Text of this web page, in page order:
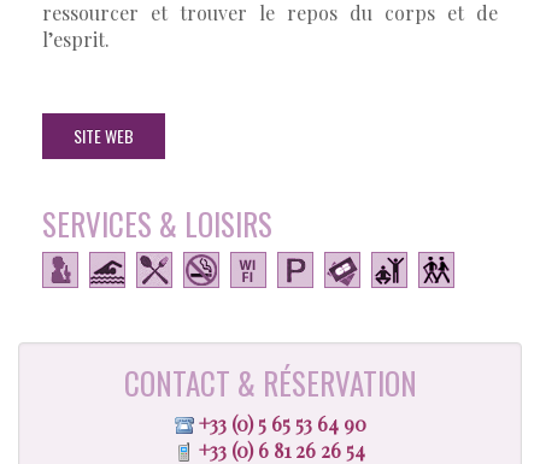
ressourcer et trouver le repos du corps et de
l’esprit.
SITE WEB
SERVICES & LOISIRS
CONTACT & RÉSERVATION
+33 (0) 5 65 53 64 90
+33 (0) 6 81 26 26 54